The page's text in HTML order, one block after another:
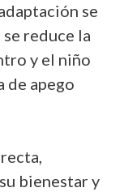
se
reduce la
y el niño
de apego
bienestar y